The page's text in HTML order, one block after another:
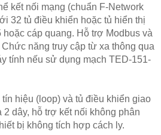
kết nối mạng (chuẩn F-Network
32 tủ điều khiển hoặc tủ hiển thị
cáp quang. Hỗ trợ Modbus và
năng truy cập từ xa thông qua
tính nếu sử dụng mạch TED-151-
hiệu (loop) và tủ điều khiển giao
2 dây, hỗ trợ kết nối không phân
bị không tích hợp cách ly.